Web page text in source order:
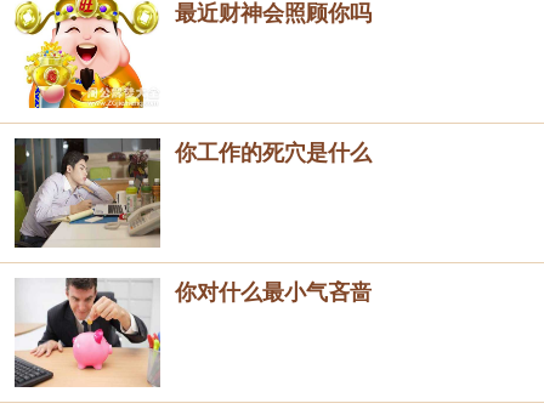
最近财神会照顾你吗
你工作的死穴是什么
你对什么最小气吝啬